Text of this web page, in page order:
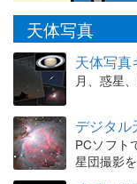
天体写真
天体写真
月、惑星
デジタル
PCソフト
星団撮影